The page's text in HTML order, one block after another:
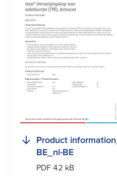
Product information_
BE_nl-BE
PDF 42 kB